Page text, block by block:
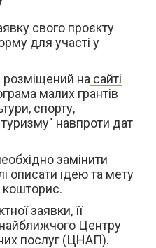
свого проєкту
для участі у
розміщений на сайті
малих грантів
спорту,
навпроти дат
замінити
описати ідею та мету
кошторис.
заявки, її
Центру
послуг (ЦНАП).